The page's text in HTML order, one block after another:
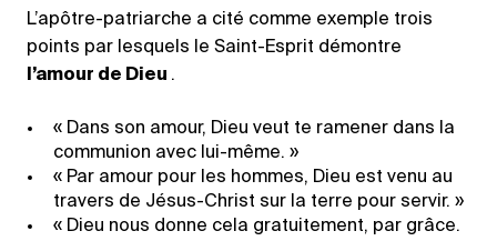
L’apôtre-patriarche a cité comme exemple trois
points par lesquels le Saint-Esprit démontre
l’amour de Dieu .
« Dans son amour, Dieu veut te ramener dans la
communion avec lui-même. »
« Par amour pour les hommes, Dieu est venu au
travers de Jésus-Christ sur la terre pour servir. »
« Dieu nous donne cela gratuitement, par grâce.